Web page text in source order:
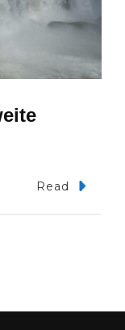
Read